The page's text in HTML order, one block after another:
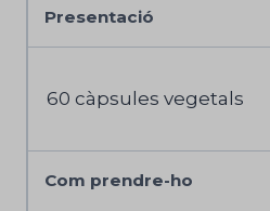
Presentació
60 càpsules vegetals
Com prendre-ho